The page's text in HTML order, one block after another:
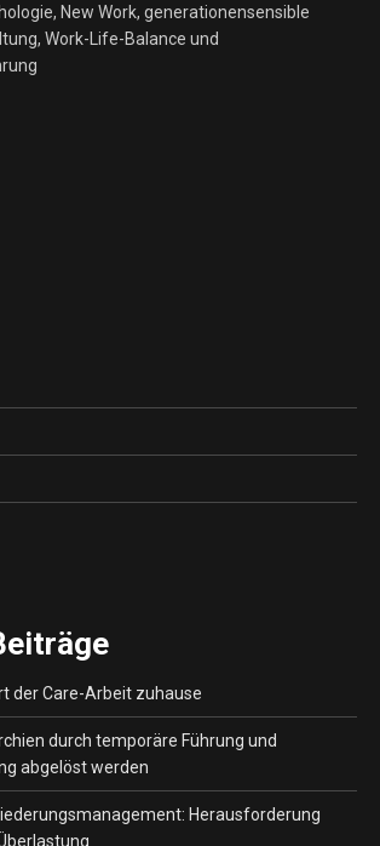
New Work, generationensensible
Work-Life-Balance und
der Care-Arbeit zuhause
durch temporäre Führung und
abgelöst werden
Herausforderung